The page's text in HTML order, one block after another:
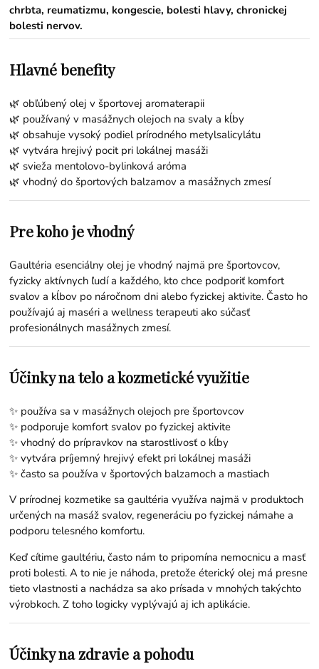
chrbta, reumatizmu, kongescie, bolesti hlavy, chronickej
bolesti nervov.
Hlavné benefity
🌿 obľúbený olej v športovej aromaterapii
🌿 používaný v masážnych olejoch na svaly a kĺby
🌿 obsahuje vysoký podiel prírodného metylsalicylátu
🌿 vytvára hrejivý pocit pri lokálnej masáži
🌿 svieža mentolovo-bylinková aróma
🌿 vhodný do športových balzamov a masážnych zmesí
Pre koho je vhodný
Gaultéria esenciálny olej je vhodný najmä pre športovcov,
fyzicky aktívnych ľudí a každého, kto chce podporiť komfort
svalov a kĺbov po náročnom dni alebo fyzickej aktivite. Často ho
používajú aj maséri a wellness terapeuti ako súčasť
profesionálnych masážnych zmesí.
Účinky na telo a kozmetické využitie
✨ používa sa v masážnych olejoch pre športovcov
✨ podporuje komfort svalov po fyzickej aktivite
✨ vhodný do prípravkov na starostlivosť o kĺby
✨ vytvára príjemný hrejivý efekt pri lokálnej masáži
✨ často sa používa v športových balzamoch a mastiach
V prírodnej kozmetike sa gaultéria využíva najmä v produktoch
určených na masáž svalov, regeneráciu po fyzickej námahe a
podporu telesného komfortu.
Keď cítime gaultériu, často nám to pripomína nemocnicu a masť
proti bolesti. A to nie je náhoda, pretože éterický olej má presne
tieto vlastnosti a nachádza sa ako prísada v mnohých takýchto
výrobkoch. Z toho logicky vyplývajú aj ich aplikácie.
Účinky na zdravie a pohodu